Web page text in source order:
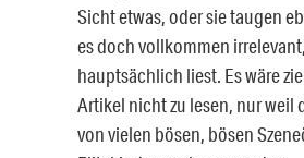
Sicht etwas, oder sie taugen
es doch vollkommen
hauptsächlich liest. Es wäre
Artikel nicht zu lesen, nur weil
von vielen bösen, bösen